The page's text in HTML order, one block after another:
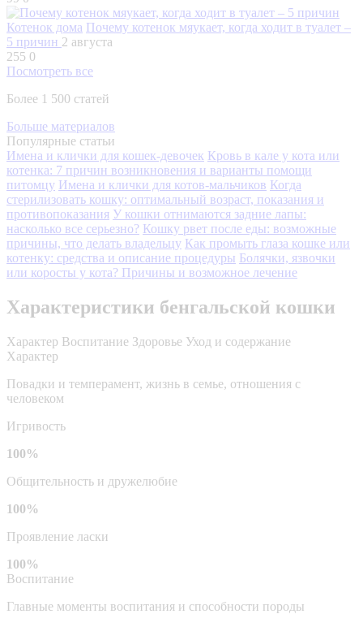
Котенок дома Почему котенок мяукает, когда ходит в туалет –
5 причин 2 августа
255 0
Посмотреть все
Более 1 500 статей
Больше материалов
Популярные статьи
Имена и клички для кошек-девочек Кровь в кале у кота или
котенка: 7 причин возникновения и варианты помощи
питомцу Имена и клички для котов-мальчиков Когда
стерилизовать кошку: оптимальный возраст, показания и
противопоказания У кошки отнимаются задние лапы:
насколько все серьезно? Кошку рвет после еды: возможные
причины, что делать владельцу Как промыть глаза кошке или
котенку: средства и описание процедуры Болячки, язвочки
или коросты у кота? Причины и возможное лечение
Характеристики бенгальской кошки
Характер Воспитание Здоровье Уход и содержание
Характер
Повадки и темперамент, жизнь в семье, отношения с
человеком
Игривость
100%
Общительность и дружелюбие
100%
Проявление ласки
100%
Воспитание
Главные моменты воспитания и способности породы